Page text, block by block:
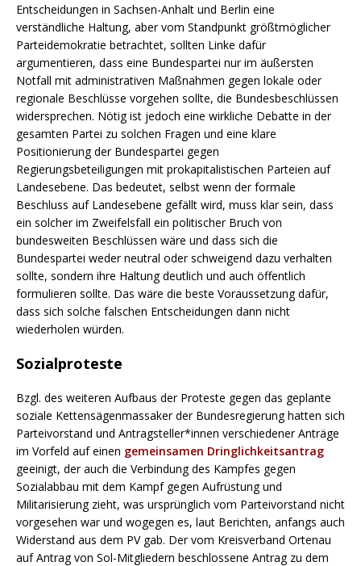
Entscheidungen in Sachsen-Anhalt und Berlin eine
verständliche Haltung, aber vom Standpunkt größtmöglicher
Parteidemokratie betrachtet, sollten Linke dafür
argumentieren, dass eine Bundespartei nur im äußersten
Notfall mit administrativen Maßnahmen gegen lokale oder
regionale Beschlüsse vorgehen sollte, die Bundesbeschlüssen
widersprechen. Nötig ist jedoch eine wirkliche Debatte in der
gesamten Partei zu solchen Fragen und eine klare
Positionierung der Bundespartei gegen
Regierungsbeteiligungen mit prokapitalistischen Parteien auf
Landesebene. Das bedeutet, selbst wenn der formale
Beschluss auf Landesebene gefällt wird, muss klar sein, dass
ein solcher im Zweifelsfall ein politischer Bruch von
bundesweiten Beschlüssen wäre und dass sich die
Bundespartei weder neutral oder schweigend dazu verhalten
sollte, sondern ihre Haltung deutlich und auch öffentlich
formulieren sollte. Das wäre die beste Voraussetzung dafür,
dass sich solche falschen Entscheidungen dann nicht
wiederholen würden.
Sozialproteste
Bzgl. des weiteren Aufbaus der Proteste gegen das geplante
soziale Kettensägenmassaker der Bundesregierung hatten sich
Parteivorstand und Antragsteller*innen verschiedener Anträge
im Vorfeld auf einen gemeinsamen Dringlichkeitsantrag
geeinigt, der auch die Verbindung des Kampfes gegen
Sozialabbau mit dem Kampf gegen Aufrüstung und
Militarisierung zieht, was ursprünglich vom Parteivorstand nicht
vorgesehen war und wogegen es, laut Berichten, anfangs auch
Widerstand aus dem PV gab. Der vom Kreisverband Ortenau
auf Antrag von Sol-Mitgliedern beschlossene Antrag zu dem